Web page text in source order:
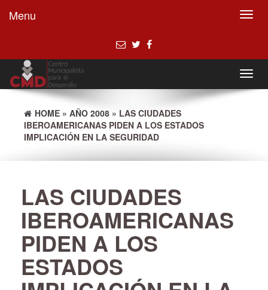
Menu
HOME » AÑO 2008 » LAS CIUDADES
IBEROAMERICANAS PIDEN A LOS ESTADOS
IMPLICACIÓN EN LA SEGURIDAD
LAS CIUDADES
IBEROAMERICANAS
PIDEN A LOS
ESTADOS